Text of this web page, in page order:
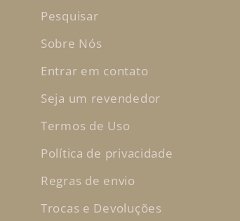
Pesquisar
Sobre Nós
Entrar em contato
Seja um revendedor
Termos de Uso
Política de privacidade
Regras de envio
Trocas e Devoluções